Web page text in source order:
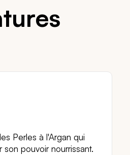
Perles à l'Argan qui
pouvoir nourrissant.